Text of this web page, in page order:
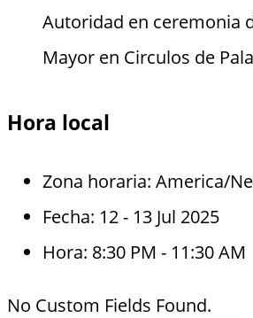
Autoridad en ceremonia
Mayor en Circulos de
Hora local
Zona horaria: America/
Fecha: 12 - 13 Jul 2025
Hora: 8:30 PM - 11:30 AM
No Custom Fields Found.